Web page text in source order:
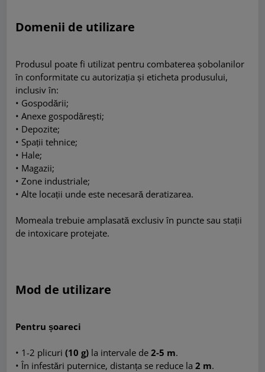
Domenii de utilizare
Produsul poate fi utilizat pentru combaterea șobolanilor
în conformitate cu autorizația și eticheta produsului,
inclusiv în:
• Gospodării;
• Anexe gospodărești;
• Depozite;
• Spații tehnice;
• Hale;
• Magazii;
• Zone industriale;
• Alte locații unde este necesară deratizarea.
Momeala trebuie amplasată exclusiv în puncte sau stații
de intoxicare protejate.
Mod de utilizare
Pentru șoareci
• 1-2 plicuri(10 g) la intervale de2-5 m.
• În infestări puternice, distanța se reduce la 2 m.